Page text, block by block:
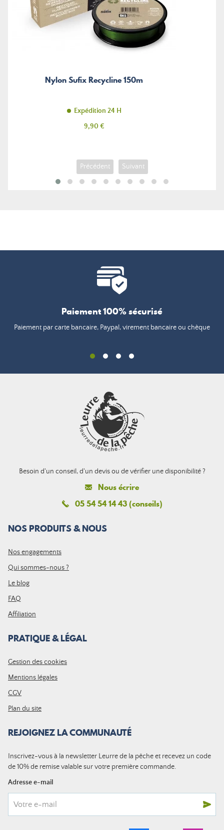
Nylon Sufix Recycline 150m
Expédition 24 H
Prix
9,90 €
Précédent Suivant
Paiement 100% sécurisé
Paiement par carte bancaire, Paypal, virement bancaire ou chèque
Besoin d'un conseil, d'un devis ou de vérifier une disponibilité ?
Nous écrire
05 54 54 14 43 (conseils)
NOS PRODUITS & NOUS
Nos engagements
Qui sommes-nous ?
Le blog
FAQ
Affiliation
PRATIQUE & LÉGAL
Gestion des cookies
Mentions légales
CGV
Plan du site
REJOIGNEZ LA COMMUNAUTÉ
Inscrivez-vous à la newsletter Leurre de la pêche et recevez un code
de 10% de remise valable sur votre première commande.
Adresse e-mail